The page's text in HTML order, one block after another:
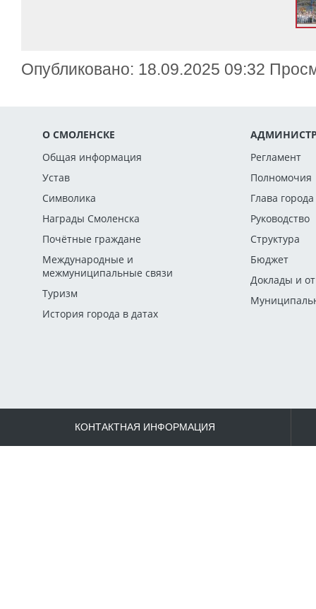
Опубликовано: 18.09.2025 09:32
О СМОЛЕНСКЕ
Общая информация
Устав
Символика
Награды Смоленска
Почётные граждане
Международные и
межмуниципальные связи
Туризм
История города в датах
Регламент
Полномочия
Глава города
Руководство
Структура
Бюджет
Доклады и
КОНТАКТНАЯ ИНФОРМАЦИЯ